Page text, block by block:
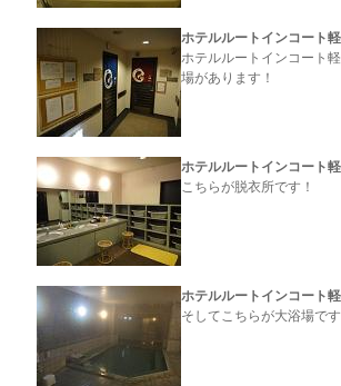
ホテルルートインコート
ホテルルートインコート
場があります！
ホテルルートインコート
こちらが脱衣所です！
ホテルルートインコート
そしてこちらが大浴場です